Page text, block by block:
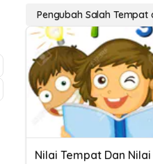
Pengubah Salah
Nilai Tempat Dan